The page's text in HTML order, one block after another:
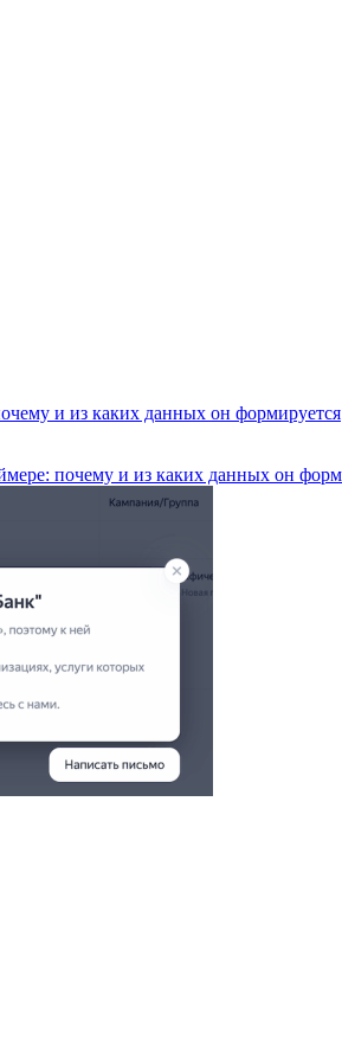
и из каких данных он формируется
почему и из каких данных он